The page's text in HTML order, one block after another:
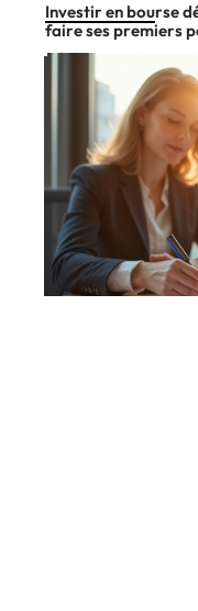
Investir en bourse
faire ses premiers